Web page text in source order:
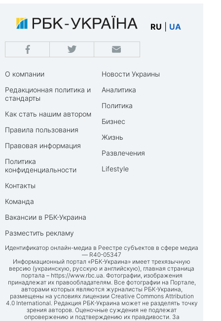
RU UA
О компании
Редакционная политика и
стандарты
Как стать нашим автором
Правила пользования
Правовая информация
Политика
конфиденциальности
Контакты
Команда
Вакансии в РБК-Украина
Разместить рекламу
Новости Украины
Аналитика
Политика
Бизнес
Жизнь
Развлечения
Lifestyle
Идентификатор онлайн-медиа в Реестре субъектов в сфере медиа
— R40-05347
Информационный портал «РБК-Украина» имеет трехязычную
версию (украинскую, русскую и английскую), главная страница
портала – https://www.rbc.ua. Фотографии, изображения
принадлежат их правообладателям. Все фотографии на Портале,
авторами которых являются журналисты РБК-Украина,
размещены на условиях лицензии Creative Commons Attribution
4.0 International. Редакция РБК-Украина может не разделять точку
зрения авторов. Оценочные суждения не подлежат
опровержению и подтверждению их правдивости. За